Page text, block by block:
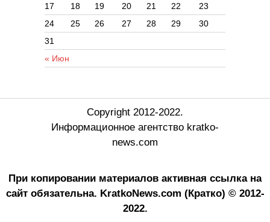
« Июн
17
18 19 20 21 22
23
24
25 26 27 28 29
30
31
Copyright 2012-2022.
Информационное агентство kratko-
news.com
При копировании материалов активная ссылка на
сайт обязательна. KratkoNews.com (Кратко) © 2012-
2022.